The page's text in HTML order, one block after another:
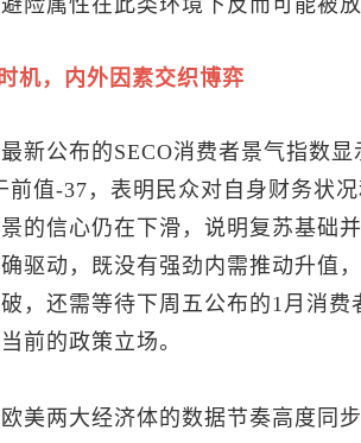
险属性在此类环境下反而可能被
机，内外因素交织博弈
新公布的SECO消费者景气指数
前值-37，表明民众对自身财务状
的信心仍在下滑，说明复苏基础
驱动，既没有强劲内需推动升值
，还需等待下周五公布的1月消
前的政策立场。
美两大经济体的数据节奏高度同